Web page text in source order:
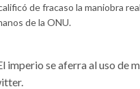
de fracaso la maniobra
de la ONU.
se aferra al uso de